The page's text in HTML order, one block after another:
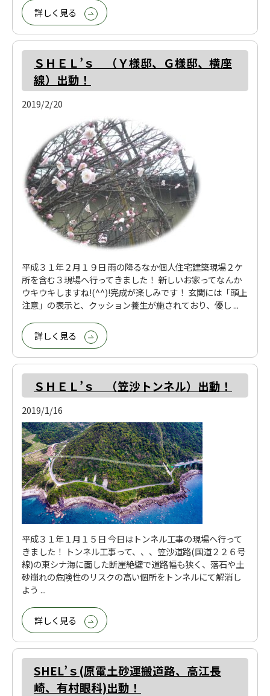
詳しく見る
ＳＨＥＬ’ｓ （Ｙ様邸、Ｇ様邸、横座
線）出動！
2019/2/20
平成３１年２月１９日 雨の降るなか個人住宅建築現場２ケ
所を含む３現場へ行ってきました！ 新しいお家ってなんか
ウキウキしますね!(^^)!完成が楽しみです！ 玄関には「頭上
注意」の表示と、クッション養生が施されており、優し ...
詳しく見る
ＳＨＥＬ’ｓ （笠沙トンネル）出動！
2019/1/16
平成３１年１月１５日 今日はトンネル工事の現場へ行って
きました！ トンネル工事って、、、笠沙道路(国道２２６号
線)の東シナ海に面した断崖絶壁で道路幅も狭く、落石や土
砂崩れの危険性のリスクの高い個所をトンネルにて解消し
よう ...
詳しく見る
SHEL’ｓ(原電土砂運搬道路、高江長
崎、有村眼科)出動！